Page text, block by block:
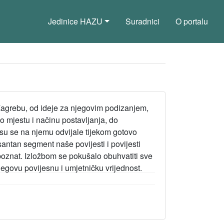
Jedinice HAZU Suradnici O portalu
od ideje za njegovim podizanjem,
mjestu i načinu postavljanja, do
se na njemu odvijale tijekom gotovo
segment naše povijesti i povijesti
Izložbom se pokušalo obuhvatiti sve
povijesnu i umjetničku vrijednost.